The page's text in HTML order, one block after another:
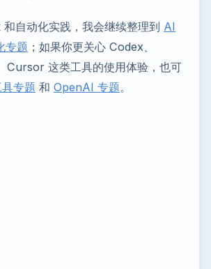
自动化实践，我会继续整理到 AI
专题 ；如果你更关心 Codex、
Cursor 这类工具的使用体验，也可
专题 和 OpenAI 专题。